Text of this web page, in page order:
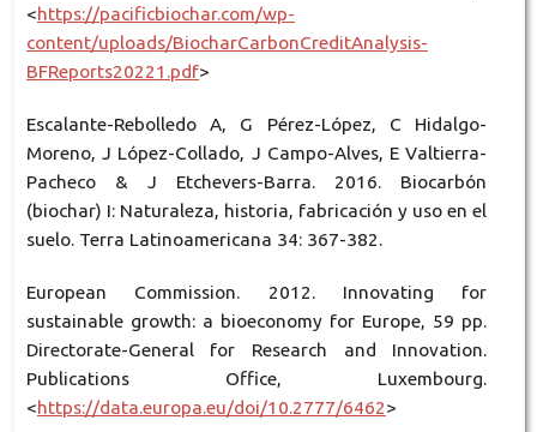
<https://pacificbiochar.com/wp-
content/uploads/BiocharCarbonCreditAnalysis-
BFReports20221.pdf>
Escalante-Rebolledo A, G Pérez-López, C Hidalgo-
Moreno, J López-Collado, J Campo-Alves, E Valtierra-
Pacheco & J Etchevers-Barra. 2016. Biocarbón
(biochar) I: Naturaleza, historia, fabricación y uso en el
suelo. Terra Latinoamericana 34: 367-382.
European Commission. 2012. Innovating for
sustainable growth: a bioeconomy for Europe, 59 pp.
Directorate-General for Research and Innovation.
Publications Office, Luxembourg.
<https://data.europa.eu/doi/10.2777/6462>